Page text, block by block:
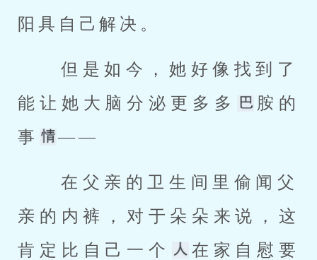
阳具自己解决。
能让她大脑分泌更多多
胺的
事
——
亲的内裤，对于朵朵来说，这
肯定比自己一个
在家自慰要